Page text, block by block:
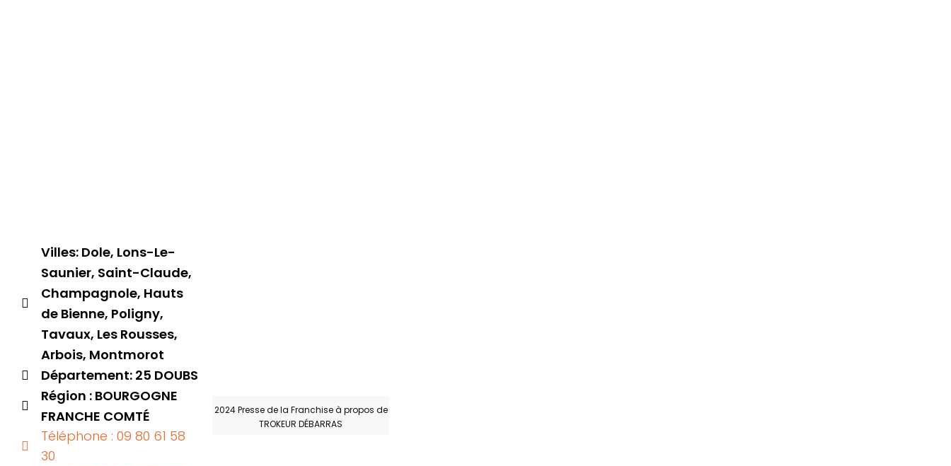
Villes: Dole, Lons-Le-
Saunier, Saint-Claude,
Champagnole, Hauts
de Bienne, Poligny,
Tavaux, Les Rousses,
Arbois, Montmorot
Département: 25 DOUBS
Région : BOURGOGNE
FRANCHE COMTÉ
Téléphone : 09 80 61 58
30
2024 Presse de la Franchise à propos de
TROKEUR DÉBARRAS